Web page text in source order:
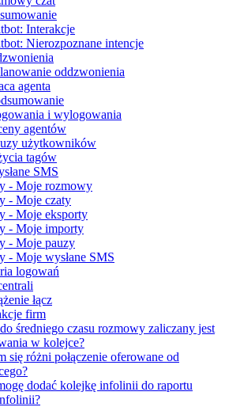
Interakcje
Nierozpoznane intencje
oddzwonienia
agenta
i wylogowania
agentów
użytkowników
tagów
SMS
- Moje rozmowy
- Moje czaty
- Moje eksporty
- Moje importy
- Moje pauzy
- Moje wysłane SMS
logowań
łącz
firm
średniego czasu rozmowy zaliczany jest
w kolejce?
się różni połączenie oferowane od
dodać kolejkę infolinii do raportu